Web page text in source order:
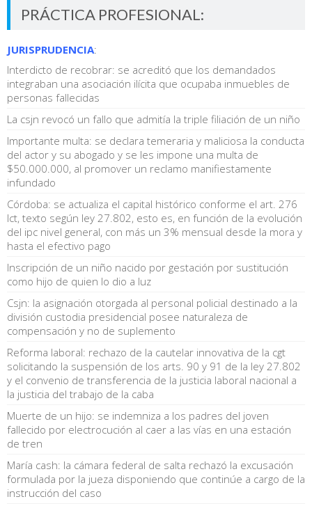
PRÁCTICA PROFESIONAL:
JURISPRUDENCIA:
Interdicto de recobrar: se acreditó que los demandados
integraban una asociación ilícita que ocupaba inmuebles de
personas fallecidas
La csjn revocó un fallo que admitía la triple filiación de un niño
Importante multa: se declara temeraria y maliciosa la conducta
del actor y su abogado y se les impone una multa de
$50.000.000, al promover un reclamo manifiestamente
infundado
Córdoba: se actualiza el capital histórico conforme el art. 276
lct, texto según ley 27.802, esto es, en función de la evolución
del ipc nivel general, con más un 3% mensual desde la mora y
hasta el efectivo pago
Inscripción de un niño nacido por gestación por sustitución
como hijo de quien lo dio a luz
Csjn: la asignación otorgada al personal policial destinado a la
división custodia presidencial posee naturaleza de
compensación y no de suplemento
Reforma laboral: rechazo de la cautelar innovativa de la cgt
solicitando la suspensión de los arts. 90 y 91 de la ley 27.802
y el convenio de transferencia de la justicia laboral nacional a
la justicia del trabajo de la caba
Muerte de un hijo: se indemniza a los padres del joven
fallecido por electrocución al caer a las vías en una estación
de tren
María cash: la cámara federal de salta rechazó la excusación
formulada por la jueza disponiendo que continúe a cargo de la
instrucción del caso